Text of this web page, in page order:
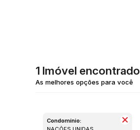
1 Imóvel encontrado
Condomínio: